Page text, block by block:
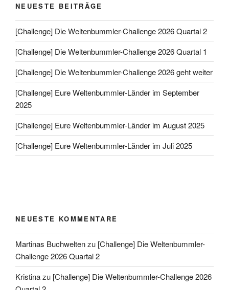
NEUESTE BEITRÄGE
[Challenge] Die Weltenbummler-Challenge 2026 Quartal 2
[Challenge] Die Weltenbummler-Challenge 2026 Quartal 1
[Challenge] Die Weltenbummler-Challenge 2026 geht weiter
[Challenge] Eure Weltenbummler-Länder im September
2025
[Challenge] Eure Weltenbummler-Länder im August 2025
[Challenge] Eure Weltenbummler-Länder im Juli 2025
NEUESTE KOMMENTARE
Martinas Buchweltenzu [Challenge] Die Weltenbummler-
Challenge 2026 Quartal 2
Kristinazu [Challenge] Die Weltenbummler-Challenge 2026